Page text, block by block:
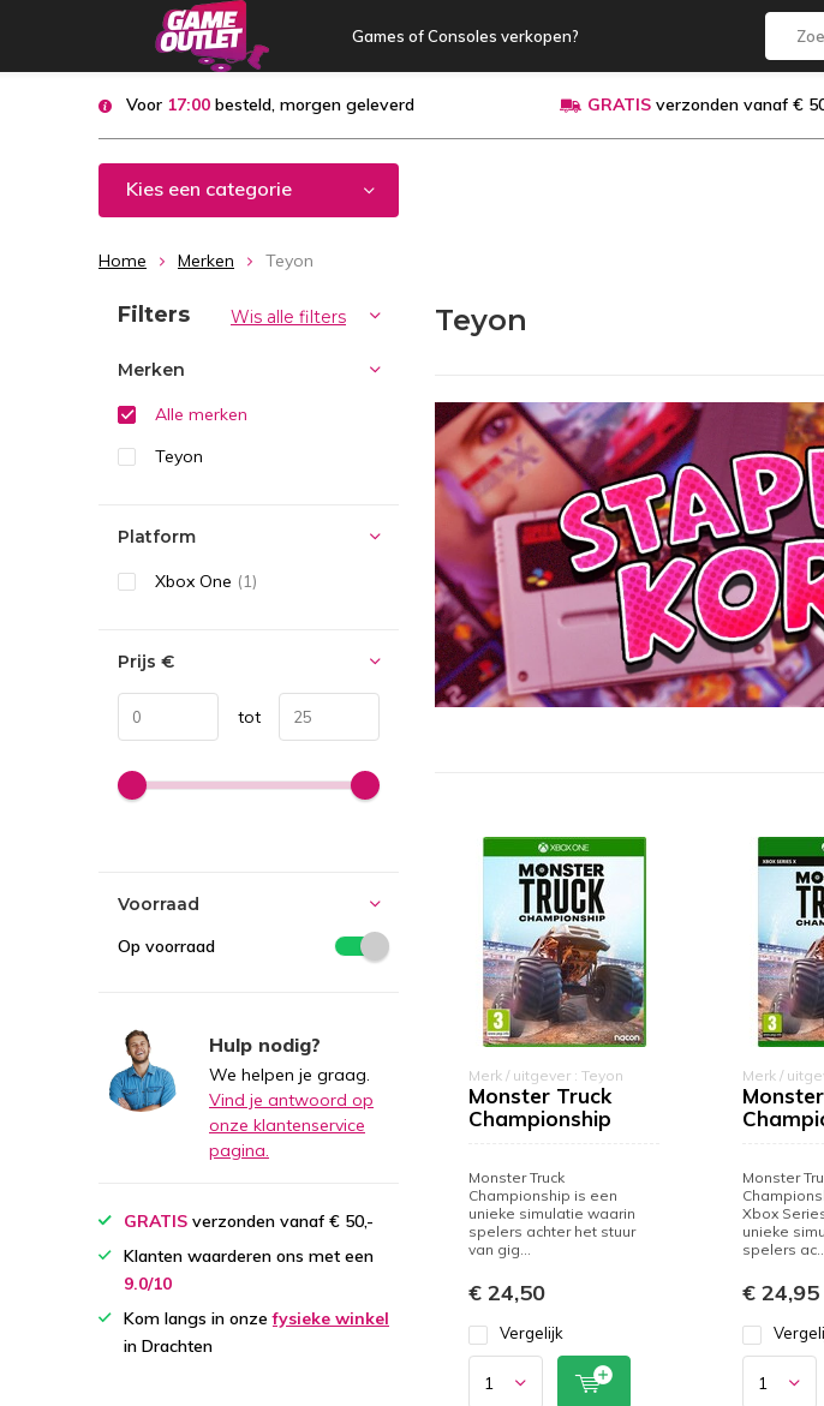
Games of Consoles verkopen?
Voor 17:00 besteld, morgen geleverd GRATISverzonden vanaf €
Kies een categorie
Home Merken Teyon
Teyon
Merk / uitgever : Teyon
Monster Truck
Championship
Monster Truck
Championship is een
unieke simulatie waarin
spelers achter het stuur
van gig...
€ 24,50
Vergelijk
Merk /
Monster
Xbox
unieke
spelers
€ 24,95
Sorteren op:
Filters Wis alle filters
Merken
Alle merken
Teyon
Platform
Xbox One (1)
Prijs €
tot
Voorraad
Op voorraad
Hulp nodig?
We helpen je graag.
Vind je antwoord op
onze klantenservice
pagina.
GRATIS verzonden vanaf € 50,-
Klanten waarderen ons met een
9.0/10
Kom langs in onzefysieke winkel
in Drachten